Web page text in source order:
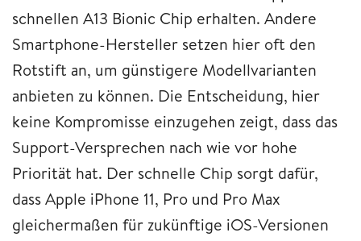
schnellen A13 Bionic Chip erhalten. Andere
Smartphone-Hersteller setzen hier oft den
Rotstift an, um günstigere Modellvarianten
anbieten zu können. Die Entscheidung, hier
keine Kompromisse einzugehen zeigt, dass das
Support-Versprechen nach wie vor hohe
Priorität hat. Der schnelle Chip sorgt dafür,
dass Apple iPhone 11, Pro und Pro Max
gleichermaßen für zukünftige iOS-Versionen